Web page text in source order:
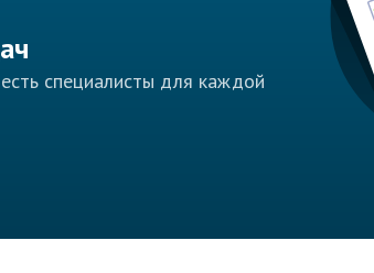
специалисты для каждой